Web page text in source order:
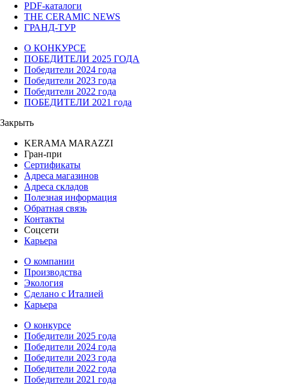
PDF-каталоги
THE CERAMIC NEWS
ГРАНД-ТУР
О КОНКУРСЕ
ПОБЕДИТЕЛИ 2025 ГОДА
Победители 2024 года
Победители 2023 года
Победители 2022 года
ПОБЕДИТЕЛИ 2021 года
Закрыть
KERAMA MARAZZI
Гран-при
Сертификаты
Адреса магазинов
Адреса складов
Полезная информация
Обратная связь
Контакты
Соцсети
Карьера
О компании
Производства
Экология
Сделано с Италией
Карьера
О конкурсе
Победители 2025 года
Победители 2024 года
Победители 2023 года
Победители 2022 года
Победители 2021 года